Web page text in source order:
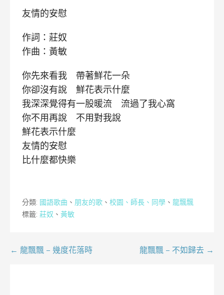
友情的安慰
作詞：莊奴
作曲：黃敏
你先來看我 帶著鮮花一朵
你卻沒有說 鮮花表示什麼
我深深覺得有一股暖流 流過了我心窩
你不用再說 不用對我說
鮮花表示什麼
友情的安慰
比什麼都快樂
分類: 國語歌曲 、 朋友的歌 、 校園、師長、同學 、 龍飄飄
標籤: 莊奴 、 黃敏
文← 龍飄飄 – 幾度花落時 龍飄飄 – 不如歸去 →